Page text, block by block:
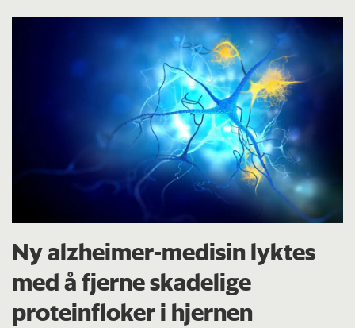
Ny alzheimer-medisin lyktes
med å fjerne skadelige
proteinfloker i hjernen